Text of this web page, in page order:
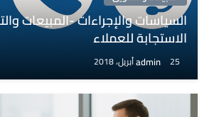
السياسات والإجراءات -المبيعات
الاستجابة للعملاء
admin 25 أبريل، 2018